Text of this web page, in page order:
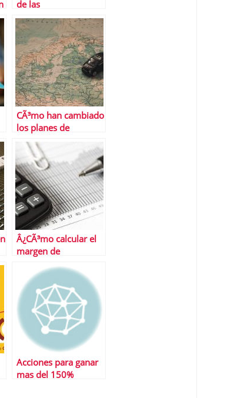
de las
criptomonedas?
CÃ³mo han cambiado
los planes de
transporte en
Semana Santa las
restricciones
Â¿CÃ³mo calcular el
margen de
Acciones para ganar
mas del 150%